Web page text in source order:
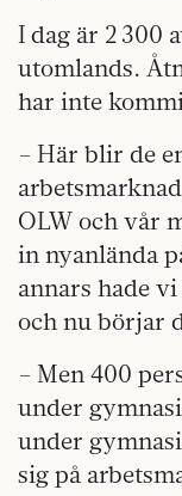
I dag är 2 300
utomlands.
har inte
– Här blir de
OLW och vår
in nyanlända
annars hade
och nu börjar
– Men 400
under
under
sig på